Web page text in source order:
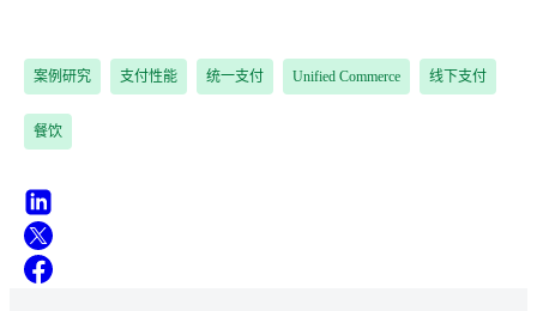
案例研究 支付性能 统一支付 Unified Commerce 线下支付
餐饮